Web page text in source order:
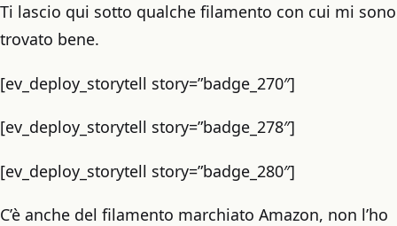
Ti lascio qui sotto qualche filamento con cui mi sono
trovato bene.
[ev_deploy_storytell story=”badge_270″]
[ev_deploy_storytell story=”badge_278″]
[ev_deploy_storytell story=”badge_280″]
C’è anche del filamento marchiato Amazon, non l’ho